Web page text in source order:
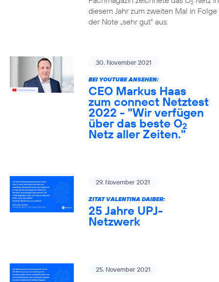
2
diesem Jahr zum zweiten Mal in Folge
der Note „sehr gut“ aus.
30. November 2021
BEI YOUTUBE ANSEHEN:
CEO Markus Haas
zum connect Netztest
2022 - "Wir verfügen
über das beste O2
Netz aller Zeiten."
29. November 2021
ZITAT VALENTINA DAIBER:
25 Jahre UPJ-
Netzwerk
25. November 2021